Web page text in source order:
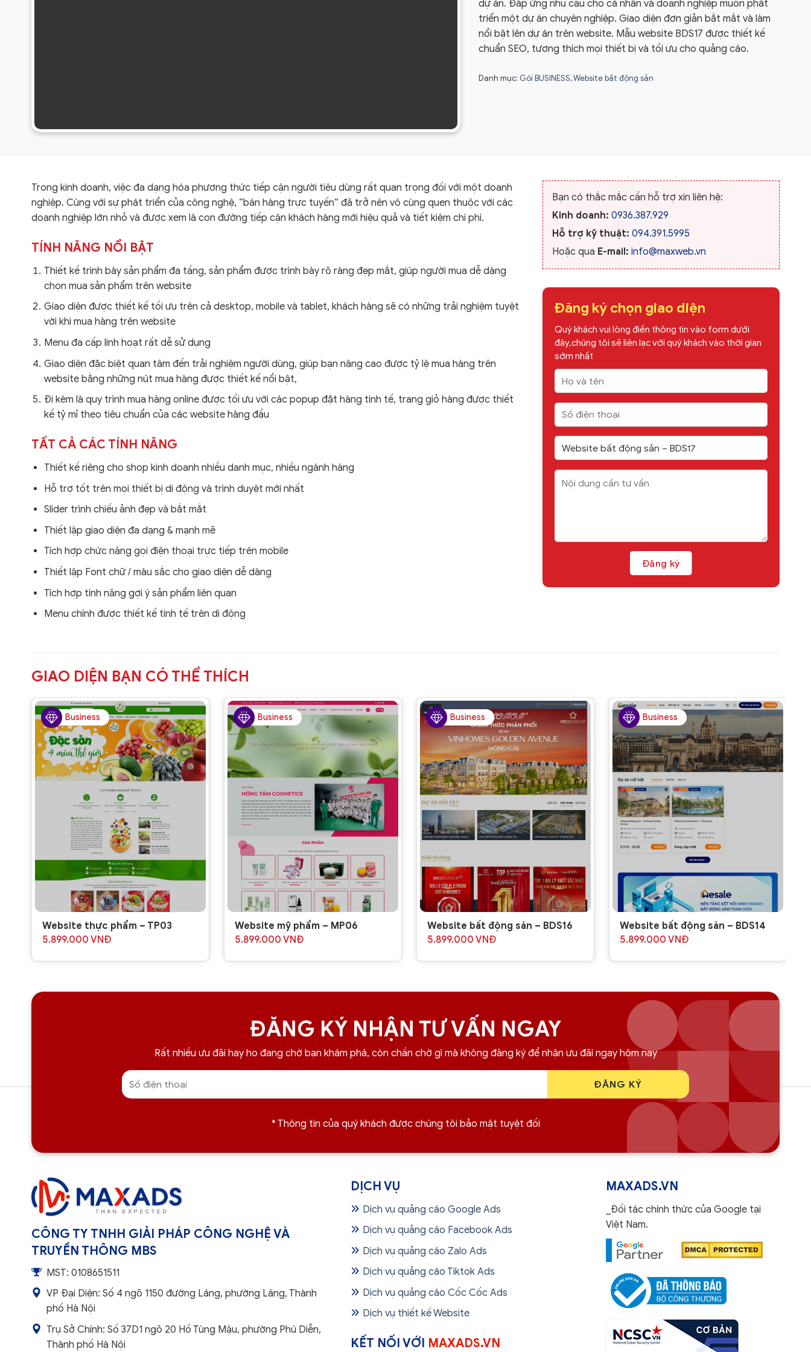
dự án. Đáp ứng nhu cầu cho cá nhân và doanh nghiệp muốn phát
triển một dự án chuyên nghiệp. Giao diện đơn giản bắt mắt và làm
nổi bật lên dự án trên website. Mẫu website BDS17 được thiết kế
chuẩn SEO, tương thích mọi thiết bị và tối ưu cho quảng cáo.
Danh mục: Gói BUSINESS,Website bất động sản
Trong kinh doanh, việc đa dạng hóa phương thức tiếp cận người tiêu dùng rất quan trọng đối với một doanh
nghiệp. Cùng với sự phát triển của công nghệ, “bán hàng trực tuyến” đã trở nên vô cùng quen thuộc với các
doanh nghiệp lớn nhỏ và được xem là con đường tiếp cận khách hàng mới hiệu quả và tiết kiệm chi phí.
TÍNH NĂNG NỔI BẬT
Thiết kế trình bày sản phẩm đa tầng, sản phẩm được trình bày rõ ràng đẹp mắt, giúp người mua dễ dàng
chọn mua sản phẩm trên website
Giao diện được thiết kế tối ưu trên cả desktop, mobile và tablet, khách hàng sẽ có những trải nghiệm tuyệt
vời khi mua hàng trên website
Menu đa cấp linh hoạt rất dễ sử dụng
Giao diện đặc biệt quan tâm đến trải nghiệm người dùng, giúp bạn nâng cao được tỷ lệ mua hàng trên
website bằng những nút mua hàng được thiết kế nổi bật,
Đi kèm là quy trình mua hàng online được tối ưu với các popup đặt hàng tinh tế, trang giỏ hàng được thiết
kế tỷ mỉ theo tiêu chuẩn của các website hàng đầu
TẤT CẢ CÁC TÍNH NĂNG
Thiết kế riêng cho shop kinh doanh nhiều danh mục, nhiều ngành hàng
Hỗ trợ tốt trên mọi thiết bị di động và trình duyệt mới nhất
Slider trình chiếu ảnh đẹp và bắt mắt
Thiết lập giao diện đa dạng & mạnh mẽ
Tích hợp chức năng gọi điện thoại trực tiếp trên mobile
Thiết lập Font chữ / màu sắc cho giao diện dễ dàng
Tích hợp tính năng gợi ý sản phẩm liên quan
Menu chính được thiết kế tinh tế trên di động
Bạn có thắc mắc cần hỗ trợ xin liên hệ:
Kinh doanh: 0936.387.929
Hỗ trợ kỹ thuật: 094.391.5995
Hoặc qua E-mail: info@maxweb.vn
Đăng ký chọn giao diện
Quý khách vui lòng điền thông tin vào form dưới
đây,chúng tôi sẽ liên lạc với quý khách vào thời gian
sớm nhất
GIAO DIỆN BẠN CÓ THỂ THÍCH
Business
Website thực phẩm – TP03
5.899.000 VNĐ
Business
Website mỹ phẩm – MP06
5.899.000 VNĐ
Business
Website bất động sản – BDS16
5.899.000 VNĐ
Business
Website bất động sản – BDS14
5.899.000 VNĐ
ĐĂNG KÝ NHẬN TƯ VẤN NGAY
Rất nhiều ưu đãi hay ho đang chờ bạn khám phá, còn chần chờ gì mà không đăng ký để nhận ưu đãi ngay hôm nay
* Thông tin của quý khách được chúng tôi bảo mật tuyệt đối
CÔNG TY TNHH GIẢI PHÁP CÔNG NGHỆ VÀ
TRUYỀN THÔNG MBS
MST: 0108651511
VP Đại Diện: Số 4 ngõ 1150 đường Láng, phường Láng, Thành
phố Hà Nội
Trụ Sở Chính: Số 37D1 ngõ 20 Hồ Tùng Mậu, phường Phú Diễn,
Thành phố Hà Nội
DỊCH VỤ
Dịch vụ quảng cáo Google Ads
Dịch vụ quảng cáo Facebook Ads
Dịch vụ quảng cáo Zalo Ads
Dịch vụ quảng cáo Tiktok Ads
Dịch vụ quảng cáo Cốc Cốc Ads
Dịch vụ thiết kế Website
KẾT NỐI VỚI MAXADS.VN
MAXADS.VN
_Đối tác chính thức của Google tại
Việt Nam.